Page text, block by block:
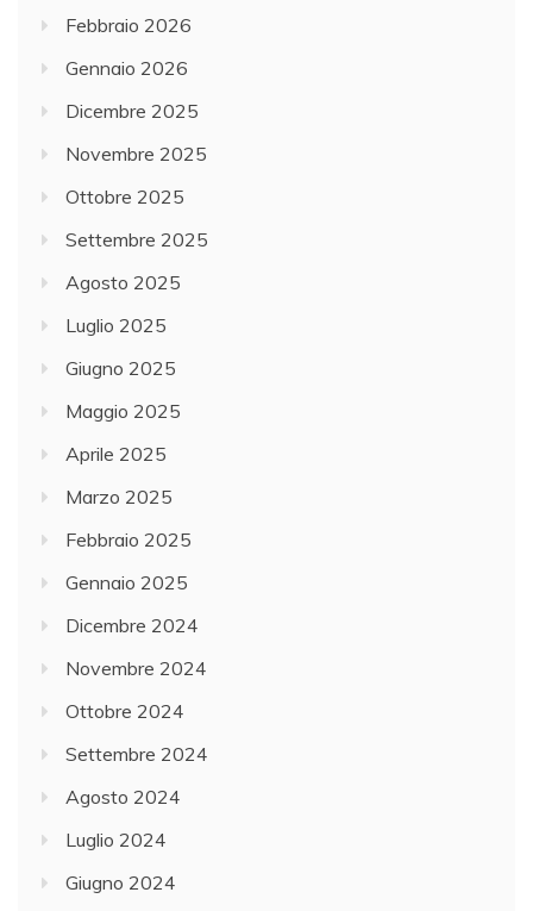
Febbraio 2026
Gennaio 2026
Dicembre 2025
Novembre 2025
Ottobre 2025
Settembre 2025
Agosto 2025
Luglio 2025
Giugno 2025
Maggio 2025
Aprile 2025
Marzo 2025
Febbraio 2025
Gennaio 2025
Dicembre 2024
Novembre 2024
Ottobre 2024
Settembre 2024
Agosto 2024
Luglio 2024
Giugno 2024